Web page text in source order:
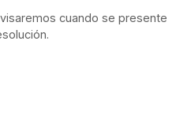
cuando se presente